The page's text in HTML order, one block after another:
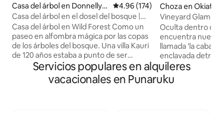
Casa del árbol en Donnellys
Crossing
Calificación promedio: 4.96 de
4.96 (174)
Casa del árbol en el dosel del bosque |
Kauri recuperado
Casa del árbol en Wild Forest Como un
paseo en alfombra mágica por las copas
de los árboles del bosque. Una villa Kauri
de 120 años estaba a punto de ser
demolida. Rescatamos las puertas
francesas, el revestimiento, los tablones,
las ventanas, el piso y los accesorios de la
Choza en Okiato
Vineyard
Shack
Oculta dentro de
encuentra
llamada 'la
enclavada detrás
enredaderas syrah. La ubicación
10 minutos del
Bahía de las Islas. Tendrás un viñedo,
Servicios populares en alquileres
vacacionales en Punaruku